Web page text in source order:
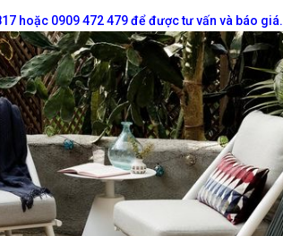
hoặc 0909 472 479 để được tư vấn và báo giá.